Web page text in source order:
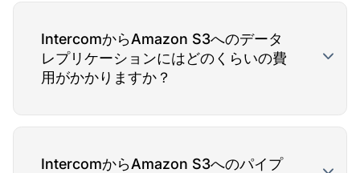
IntercomからAmazon S3へのデータ
レプリケーションにはどのくらいの費
用がかかりますか？
IntercomからAmazon S3へのパイプ